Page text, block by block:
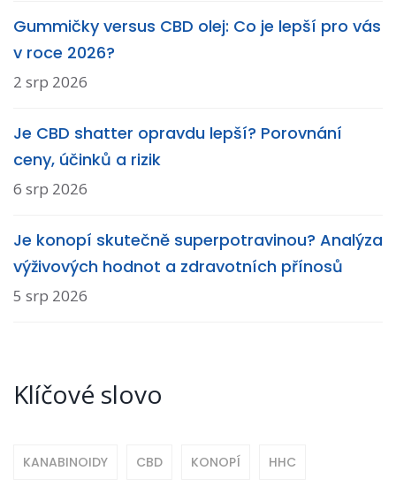
Gummičky versus CBD olej: Co je lepší pro vás
v roce 2026?
2 srp 2026
Je CBD shatter opravdu lepší? Porovnání
ceny, účinků a rizik
6 srp 2026
Je konopí skutečně superpotravinou? Analýza
výživových hodnot a zdravotních přínosů
5 srp 2026
Klíčové slovo
KANABINOIDY CBD KONOPÍ HHC